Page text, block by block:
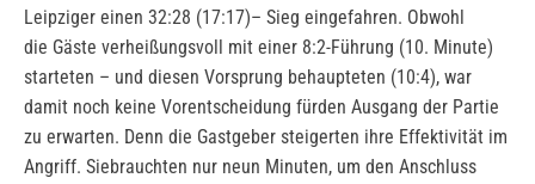
Leipziger einen 32:28 (17:17)– Sieg eingefahren. Obwohl
die Gäste verheißungsvoll mit einer 8:2-Führung (10. Minute)
starteten – und diesen Vorsprung behaupteten (10:4), war
damit noch keine Vorentscheidung fürden Ausgang der Partie
zu erwarten. Denn die Gastgeber steigerten ihre Effektivität im
Angriff. Siebrauchten nur neun Minuten, um den Anschluss